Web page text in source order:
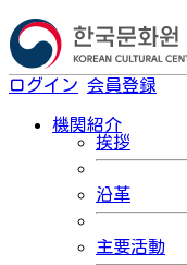
ログイン 会員登録
機関紹介
挨拶
沿革
主要活動